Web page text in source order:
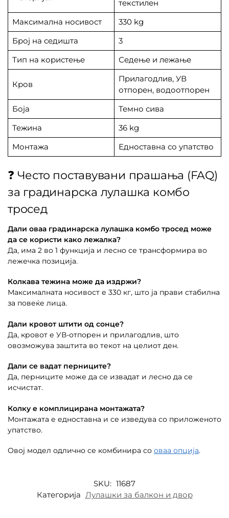
текстилен
Максимална носивост
330 kg
Број на седишта
3
Тип на користење
Седење и лежање
Кров
Прилагодлив, УВ
отпорен, водоотпорен
Боја
Темно сива
Тежина
36 kg
Монтажа
Едноставна со упатство
❓ Често поставувани прашања (FAQ)
за градинарска лулашка комбо
тросед
Дали оваа градинарска лулашка комбо тросед може
да се користи како лежалка?
Да, има 2 во 1 функција и лесно се трансформира во
лежечка позиција.
Колкава тежина може да издржи?
Максималната носивост е 330 кг, што ја прави стабилна
за повеќе лица.
Дали кровот штити од сонце?
Да, кровот е УВ-отпорен и прилагодлив, што
овозможува заштита во текот на целиот ден.
Дали се вадат перниците?
Да, перниците може да се извадат и лесно да се
исчистат.
Колку е комплицирана монтажата?
Монтажата е едноставна и се изведува со приложеното
упатство.
Овој модел одлично се комбинира со оваа опција.
SKU: 11687
Категорија Лулашки за балкон и двор